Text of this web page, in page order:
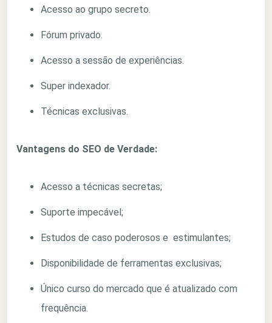
Acesso ao grupo secreto.
Fórum privado.
Acesso a sessão de experiências.
Super indexador.
Técnicas exclusivas.
Vantagens do SEO de Verdade:
Acesso a técnicas secretas;
Suporte impecável;
Estudos de caso poderosos e estimulantes;
Disponibilidade de ferramentas exclusivas;
Único curso do mercado que é atualizado com
frequência.